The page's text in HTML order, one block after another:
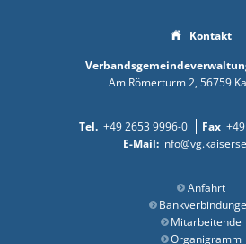
Kontakt
Am Römerturm 2 56759
+49 2653 9996-0
Anfahrt
Mitarbeitende
Organigramm